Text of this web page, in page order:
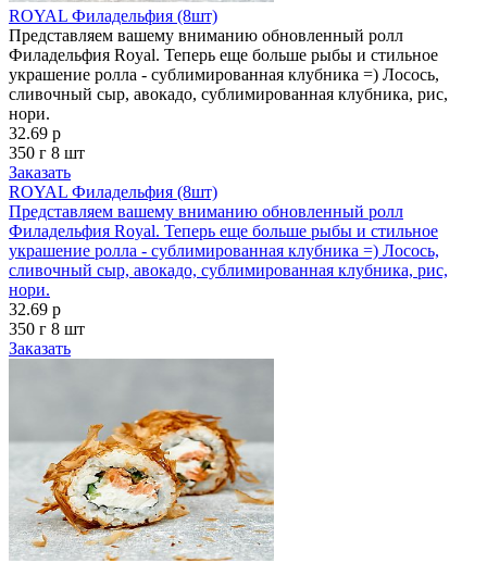
ROYAL Филадельфия (8шт)
Представляем вашему вниманию обновленный ролл
Филадельфия Royal. Теперь еще больше рыбы и стильное
украшение ролла - сублимированная клубника =) Лосось,
сливочный сыр, авокадо, сублимированная клубника, рис,
нори.
32.69 р
350 г 8 шт
Заказать
ROYAL Филадельфия (8шт)
Представляем вашему вниманию обновленный ролл
Филадельфия Royal. Теперь еще больше рыбы и стильное
украшение ролла - сублимированная клубника =) Лосось,
сливочный сыр, авокадо, сублимированная клубника, рис,
нори.
32.69 р
350 г 8 шт
Заказать